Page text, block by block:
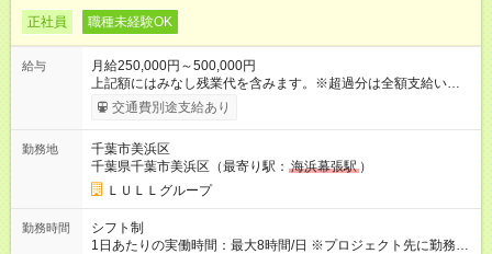
正社員 職種未経験OK
給与
月給250,000円～500,000円
上記額にはみなし残業代を含みます。※超過分は全額支給いたし
ます。 みなし残業代 21,675円／月 みなし残業時間 12時間／月 -
------------------------------------------------------- ≪経験者の方は以下と
万円～＋業績賞与＋交通費＋各種手当 ※固定残業代（30時間/6
万6，610円分）を含む。超過分は追加支給いたします 能力やス
キルを考慮し初任給を決定。経験者の方は前給考慮も可能で
す！ ◎昇給年1回（研修終了後） ◎賞与年2回（2月・8月）＋業
績賞与あり ◤スキルアップも、収入アップも。◢ 入社後の成長
や頑張りは、しっかり給与で還元しています。 実際にほぼ全員
交通費別途支給あり
勤務地
千葉市美浜区
千葉県千葉市美浜区（最寄り駅： 海浜幕張駅 ）
ＬＵＬＬグループ
勤務時間
シフト制
1日あたりの実働時間：最大8時間/日 ※プロジェクト先に勤務時